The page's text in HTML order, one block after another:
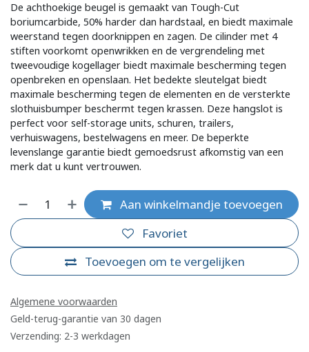
De achthoekige beugel is gemaakt van Tough-Cut
boriumcarbide, 50% harder dan hardstaal, en biedt maximale
weerstand tegen doorknippen en zagen. De cilinder met 4
stiften voorkomt openwrikken en de vergrendeling met
tweevoudige kogellager biedt maximale bescherming tegen
openbreken en openslaan. Het bedekte sleutelgat biedt
maximale bescherming tegen de elementen en de versterkte
slothuisbumper beschermt tegen krassen. Deze hangslot is
perfect voor self-storage units, schuren, trailers,
verhuiswagens, bestelwagens en meer. De beperkte
levenslange garantie biedt gemoedsrust afkomstig van een
merk dat u kunt vertrouwen.
Aan winkelmandje toevoegen
Toevoegen om te vergelijken
Favoriet
Algemene voorwaarden
Geld-terug-garantie van 30 dagen
Verzending: 2-3 werkdagen